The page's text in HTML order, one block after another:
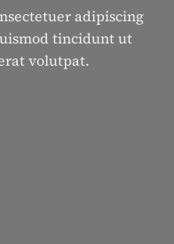
adipiscing
tincidunt ut
volutpat.